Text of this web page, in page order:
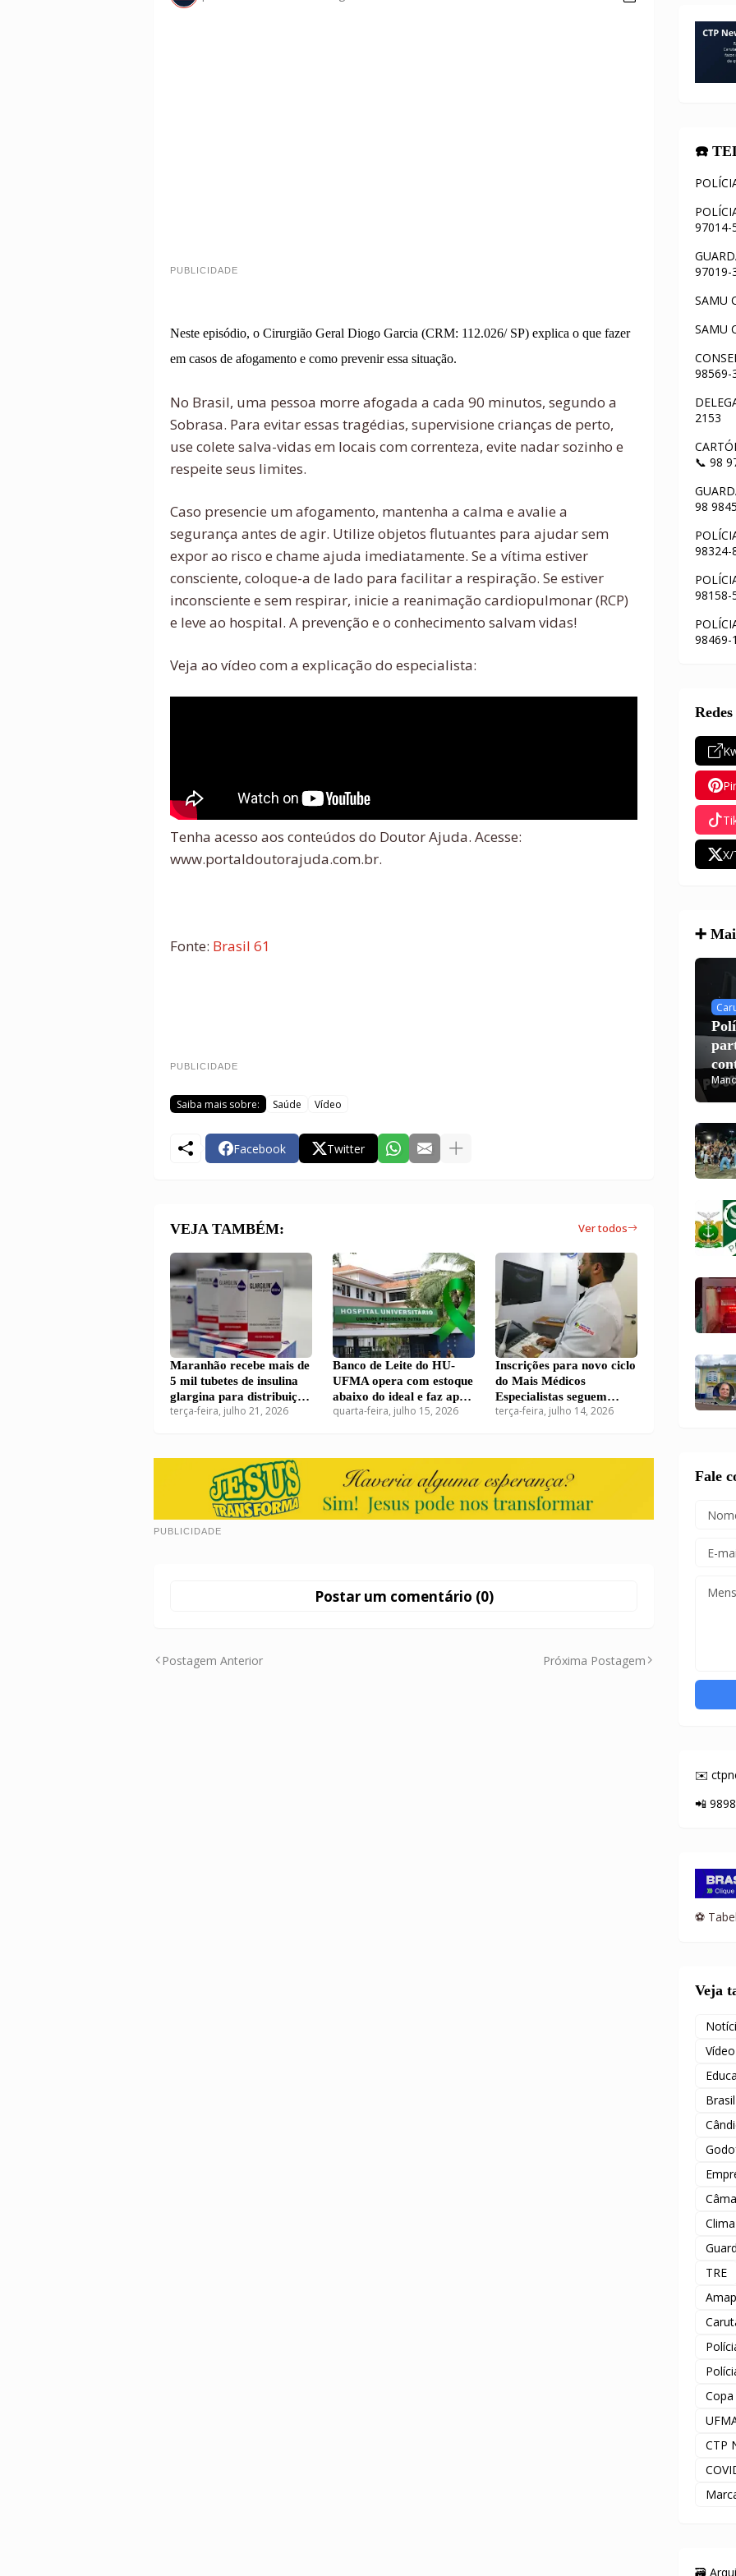
PUBLICIDADE
Neste episódio, o Cirurgião Geral Diogo Garcia (CRM: 112.026/ SP) explica o que fazer
em casos de afogamento e como prevenir essa situação.
No Brasil, uma pessoa morre afogada a cada 90 minutos, segundo a
Sobrasa. Para evitar essas tragédias, supervisione crianças de perto,
use colete salva-vidas em locais com correnteza, evite nadar sozinho e
respeite seus limites.
Caso presencie um afogamento, mantenha a calma e avalie a
segurança antes de agir. Utilize objetos flutuantes para ajudar sem
expor ao risco e chame ajuda imediatamente. Se a vítima estiver
consciente, coloque-a de lado para facilitar a respiração. Se estiver
inconsciente e sem respirar, inicie a reanimação cardiopulmonar (RCP)
e leve ao hospital. A prevenção e o conhecimento salvam vidas!
Veja ao vídeo com a explicação do especialista:
Tenha acesso aos conteúdos do Doutor Ajuda. Acesse:
www.portaldoutorajuda.com.br.
Fonte: Brasil 61
PUBLICIDADE
Saiba mais sobre: Saúde Vídeo
Facebook Twitter
VEJA TAMBÉM: Ver todos
Maranhão recebe mais de
5 mil tubetes de insulina
glargina para distribuição
pelo SUS
terça-feira, julho 21, 2026
Banco de Leite do HU-
UFMA opera com estoque
abaixo do ideal e faz apelo
por doações em São Luís
quarta-feira, julho 15, 2026
Inscrições para novo ciclo
do Mais Médicos
Especialistas seguem
abertas com 38 vagas
terça-feira, julho 14, 2026
PUBLICIDADE
Postar um comentário (0)
Postagem Anterior Próxima Postagem
☎️
97014-
97019-
SAMU
SAMU
98569-
2153
📞 98
98
98324-
98158-
98469-
➕
Fale
✉️
📲
⚽
Veja
Vídeo
Brasil
Clima
TRE
Copa
CTP
🗃️